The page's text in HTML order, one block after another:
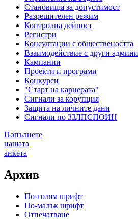
Становища за допустимост
Разрешителен режим
Контролна дейност
Регистри
Консултации с обществеността
Взаимодействие с други
Кампании
Проекти и програми
Конкурси
"Старт на кариерата"
Сигнали за корупция
Защита на личните дани
Сигнали по ЗЗЛПСПОИН
Попълнете
нашата
анкета
Архив
По-голям шрифт
По-малък шрифт
Отпечатване